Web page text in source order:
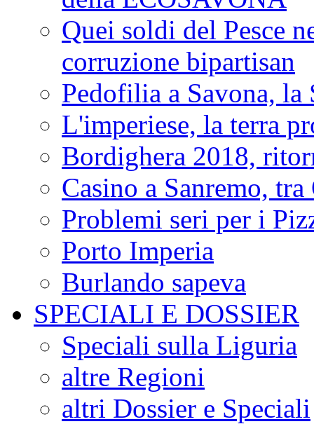
Quei soldi del Pesce
corruzione bipartisan
Pedofilia a Savona, la
L'imperiese, la terra
Bordighera 2018,
Casino a Sanremo,
Problemi seri per i
Porto Imperia
Burlando sapeva
SPECIALI E DOSSIER
Speciali sulla Liguria
altre Regioni
altri Dossier e Speciali